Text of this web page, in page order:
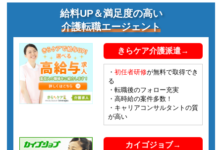
給料UP＆満足度の高い
介護転職エージェント
きらケア介護派遣→
・ 初任者研修が無料で取得でき
る
・転職後のフォロー充実
・高時給の案件多数！
・キャリアコンサルタントの質
が高い
カイゴジョブ→